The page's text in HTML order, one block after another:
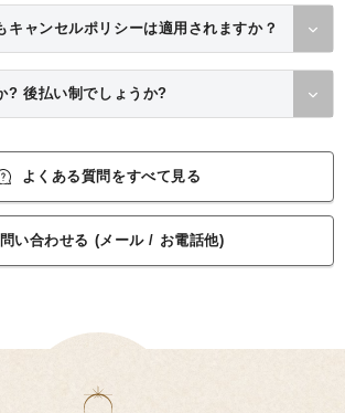
キャンセルポリシーは適用されますか？
? 後払い制でしょうか?
よくある質問をすべて見る
問い合わせる (メール / お電話他)